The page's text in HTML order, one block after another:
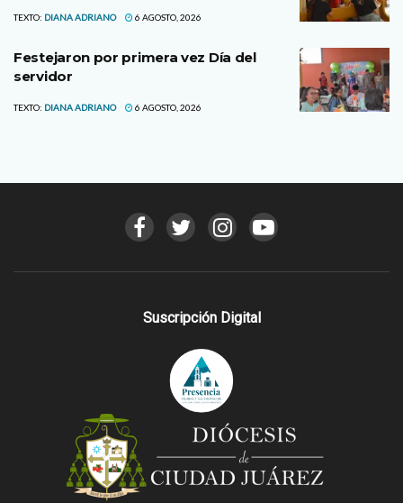
TEXTO: DIANA ADRIANO 6 AGOSTO, 2026
Festejaron por primera vez Día del
servidor
TEXTO: DIANA ADRIANO 6 AGOSTO, 2026
Suscripción Digital